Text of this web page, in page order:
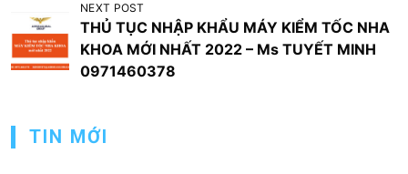
h
ư
n
g
NEXT POST
THỦ TỤC NHẬP KHẨU MÁY KIỂM TỐC NHA
KHOA MỚI NHẤT 2022 – Ms TUYẾT MINH
0971460378
TIN MỚI